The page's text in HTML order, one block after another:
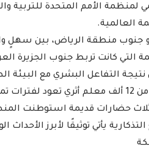
لمنظمة الأمم المتحدة للتربية
العالمية.
جنوب منطقة الرياض، بين
التي كانت تربط جنوب الجزيرة
التفاعل البشري مع البيئة
وكشفت الدراسات الأثرية عن أكثر من 12 ألف
حضارات قديمة استوطنت
يأتي توثيقًا لأبرز